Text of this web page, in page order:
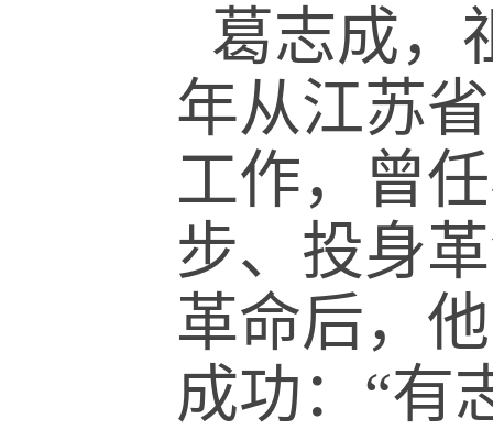
葛志成，
年从江苏
工作，曾
步、投身
革命后，
成功：“有